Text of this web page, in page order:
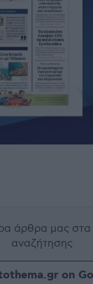
άρθρα μας στα
αναζήτησης
on